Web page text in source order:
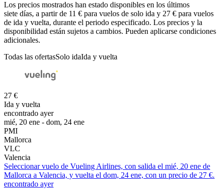
Los precios mostrados han estado disponibles en los últimos
siete días, a partir de 11 € para vuelos de solo ida y 27 € para vuelos
de ida y vuelta, durante el periodo especificado. Los precios y la
disponibilidad están sujetos a cambios. Pueden aplicarse condiciones
adicionales.
Todas las ofertasSolo idaIda y vuelta
27 €
Ida y vuelta
encontrado ayer
mié, 20 ene - dom, 24 ene
PMI
Mallorca
VLC
Valencia
Seleccionar vuelo de Vueling Airlines, con salida el mié, 20 ene de
Mallorca a Valencia, y vuelta el dom, 24 ene, con un precio de 27 €.
encontrado ayer